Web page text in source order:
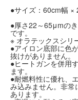
●サイズ：60cm幅 ×
●厚さ22～65μmの
です。
※ オラテックスシリ
●アイロン底部に色
抜けがありません。
●ヒートガンを併用
ます。
●耐燃料性に優れ、
み込みません。非
あります。